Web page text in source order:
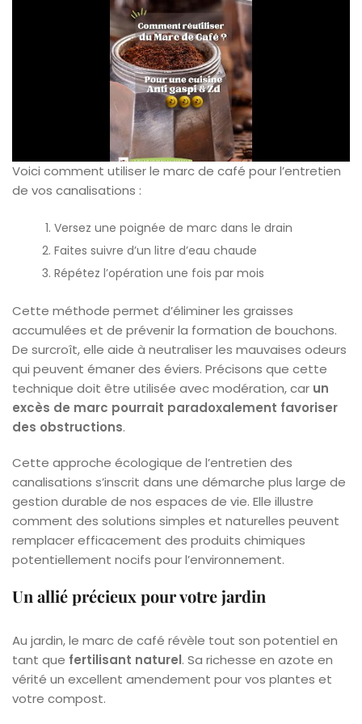
Voici comment utiliser le marc de café pour l’entretien
de vos canalisations :
Versez une poignée de marc dans le drain
Faites suivre d’un litre d’eau chaude
Répétez l’opération une fois par mois
Cette méthode permet d’éliminer les graisses
accumulées et de prévenir la formation de bouchons.
De surcroît, elle aide à neutraliser les mauvaises odeurs
qui peuvent émaner des éviers. Précisons que cette
technique doit être utilisée avec modération, car un
excès de marc pourrait paradoxalement favoriser
des obstructions.
Cette approche écologique de l’entretien des
canalisations s’inscrit dans une démarche plus large de
gestion durable de nos espaces de vie. Elle illustre
comment des solutions simples et naturelles peuvent
remplacer efficacement des produits chimiques
potentiellement nocifs pour l’environnement.
Un allié précieux pour votre jardin
Au jardin, le marc de café révèle tout son potentiel en
tant que fertilisant naturel. Sa richesse en azote en
vérité un excellent amendement pour vos plantes et
votre compost.